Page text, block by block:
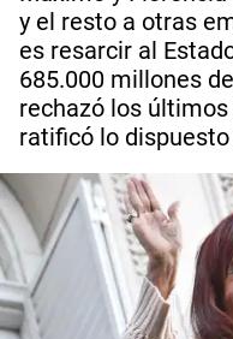
y el resto a otras
es resarcir al
685.000 millones
rechazó los
ratificó lo dispuesto